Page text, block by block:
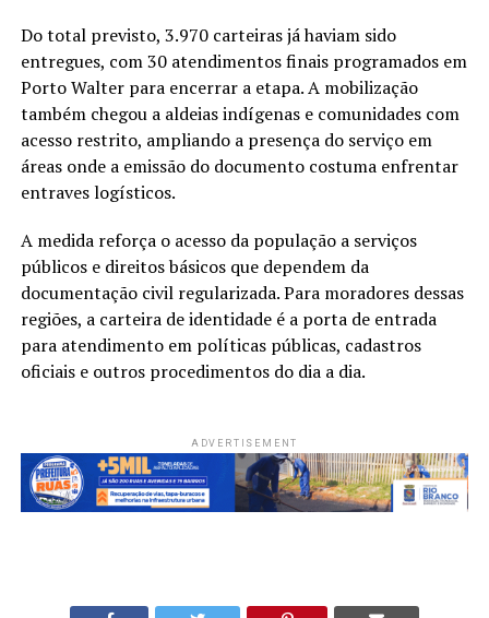
Do total previsto, 3.970 carteiras já haviam sido
entregues, com 30 atendimentos finais programados em
Porto Walter para encerrar a etapa. A mobilização
também chegou a aldeias indígenas e comunidades com
acesso restrito, ampliando a presença do serviço em
áreas onde a emissão do documento costuma enfrentar
entraves logísticos.
A medida reforça o acesso da população a serviços
públicos e direitos básicos que dependem da
documentação civil regularizada. Para moradores dessas
regiões, a carteira de identidade é a porta de entrada
para atendimento em políticas públicas, cadastros
oficiais e outros procedimentos do dia a dia.
ADVERTISEMENT